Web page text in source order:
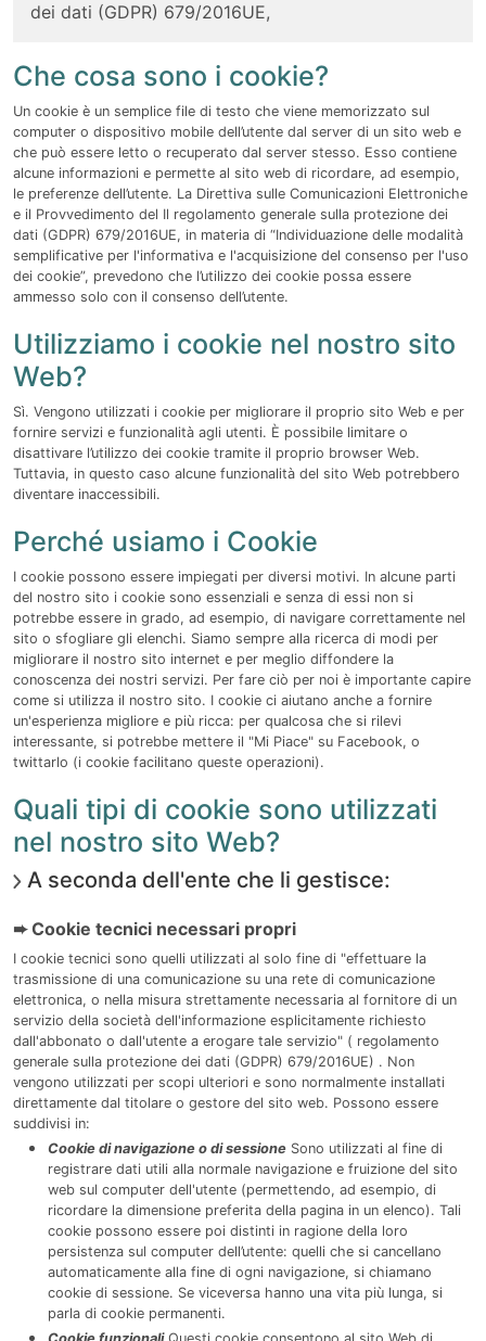
dei dati (GDPR) 679/2016UE,
Che cosa sono i cookie?
Un cookie è un semplice file di testo che viene memorizzato sul
computer o dispositivo mobile dell’utente dal server di un sito web e
che può essere letto o recuperato dal server stesso. Esso contiene
alcune informazioni e permette al sito web di ricordare, ad esempio,
le preferenze dell’utente. La Direttiva sulle Comunicazioni Elettroniche
e il Provvedimento del Il regolamento generale sulla protezione dei
dati (GDPR) 679/2016UE, in materia di “Individuazione delle modalità
semplificative per l'informativa e l'acquisizione del consenso per l'uso
dei cookie”, prevedono che l’utilizzo dei cookie possa essere
ammesso solo con il consenso dell’utente.
Utilizziamo i cookie nel nostro sito
Web?
Sì. Vengono utilizzati i cookie per migliorare il proprio sito Web e per
fornire servizi e funzionalità agli utenti. È possibile limitare o
disattivare l’utilizzo dei cookie tramite il proprio browser Web.
Tuttavia, in questo caso alcune funzionalità del sito Web potrebbero
diventare inaccessibili.
Perché usiamo i Cookie
I cookie possono essere impiegati per diversi motivi. In alcune parti
del nostro sito i cookie sono essenziali e senza di essi non si
potrebbe essere in grado, ad esempio, di navigare correttamente nel
sito o sfogliare gli elenchi. Siamo sempre alla ricerca di modi per
migliorare il nostro sito internet e per meglio diffondere la
conoscenza dei nostri servizi. Per fare ciò per noi è importante capire
come si utilizza il nostro sito. I cookie ci aiutano anche a fornire
un'esperienza migliore e più ricca: per qualcosa che si rilevi
interessante, si potrebbe mettere il "Mi Piace" su Facebook, o
twittarlo (i cookie facilitano queste operazioni).
Quali tipi di cookie sono utilizzati
nel nostro sito Web?
A seconda dell'ente che li gestisce:
➨ Cookie tecnici necessari propri
I cookie tecnici sono quelli utilizzati al solo fine di "effettuare la
trasmissione di una comunicazione su una rete di comunicazione
elettronica, o nella misura strettamente necessaria al fornitore di un
servizio della società dell'informazione esplicitamente richiesto
dall'abbonato o dall'utente a erogare tale servizio" ( regolamento
generale sulla protezione dei dati (GDPR) 679/2016UE) . Non
vengono utilizzati per scopi ulteriori e sono normalmente installati
direttamente dal titolare o gestore del sito web. Possono essere
suddivisi in:
Cookie di navigazione o di sessione Sono utilizzati al fine di
registrare dati utili alla normale navigazione e fruizione del sito
web sul computer dell'utente (permettendo, ad esempio, di
ricordare la dimensione preferita della pagina in un elenco). Tali
cookie possono essere poi distinti in ragione della loro
persistenza sul computer dell’utente: quelli che si cancellano
automaticamente alla fine di ogni navigazione, si chiamano
cookie di sessione. Se viceversa hanno una vita più lunga, si
parla di cookie permanenti.